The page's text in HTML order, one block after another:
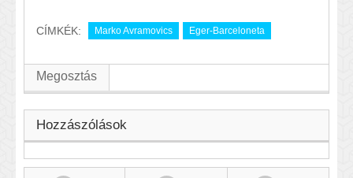
CÍMKÉK: Marko Avramovics Eger-Barceloneta
Megosztás
Hozzászólások